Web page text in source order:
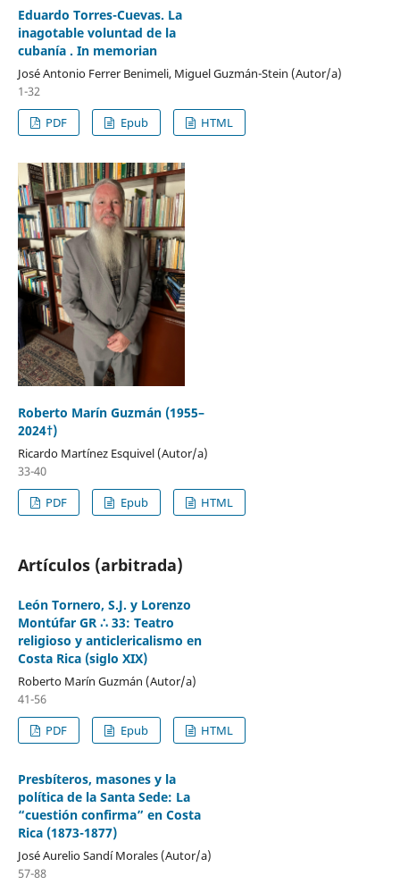
Eduardo Torres-Cuevas. La
inagotable voluntad de la
cubanía . In memorian
José Antonio Ferrer Benimeli, Miguel Guzmán-Stein (Autor/a)
1-32
PDF
Epub HTML
Roberto Marín Guzmán (1955–
2024†)
Ricardo Martínez Esquivel (Autor/a)
33-40
PDF
Epub HTML
Artículos (arbitrada)
León Tornero, S.J. y Lorenzo
Montúfar GR ∴ 33: Teatro
religioso y anticlericalismo en
Costa Rica (siglo XIX)
Roberto Marín Guzmán (Autor/a)
41-56
PDF
Epub HTML
Presbíteros, masones y la
política de la Santa Sede: La
“cuestión confirma” en Costa
Rica (1873-1877)
José Aurelio Sandí Morales (Autor/a)
57-88